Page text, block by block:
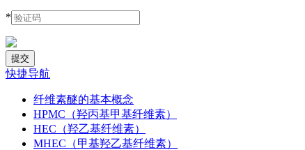
*
快捷导航
纤维素醚的基本概念
HPMC（羟丙基甲基纤维素）
HEC（羟乙基纤维素）
MHEC（甲基羟乙基纤维素）